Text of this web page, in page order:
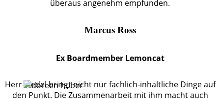
überaus angenehm empfunden.
Marcus Ross
Ex Boardmember Lemoncat
Herr Riedel bringt nicht nur fachlich-inhaltliche Dinge auf
den Punkt. Die Zusammenarbeit mit ihm macht auch